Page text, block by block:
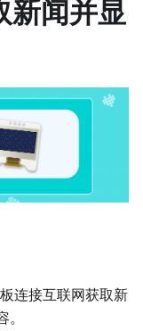
新闻并显
连接互联网获取新